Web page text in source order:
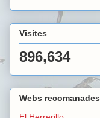
Visites
896,634
Webs recomanades